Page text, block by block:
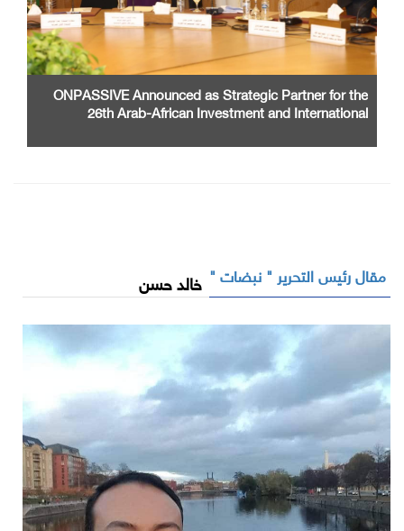
ONPASSIVE Announced as Strategic Partner for the
26th Arab-African Investment and International
مقال رئيس التحرير " نبضات " خالد حسن